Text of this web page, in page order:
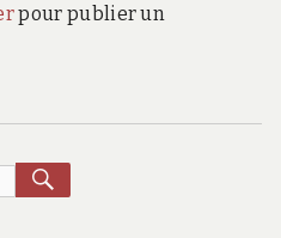
pour publier un